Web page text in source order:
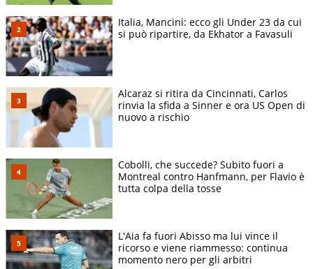
Italia, Mancini: ecco gli Under 23 da cui
si può ripartire, da Ekhator a Favasuli
Alcaraz si ritira da Cincinnati, Carlos
rinvia la sfida a Sinner e ora US Open di
nuovo a rischio
Cobolli, che succede? Subito fuori a
Montreal contro Hanfmann, per Flavio è
tutta colpa della tosse
L'Aia fa fuori Abisso ma lui vince il
ricorso e viene riammesso: continua
momento nero per gli arbitri